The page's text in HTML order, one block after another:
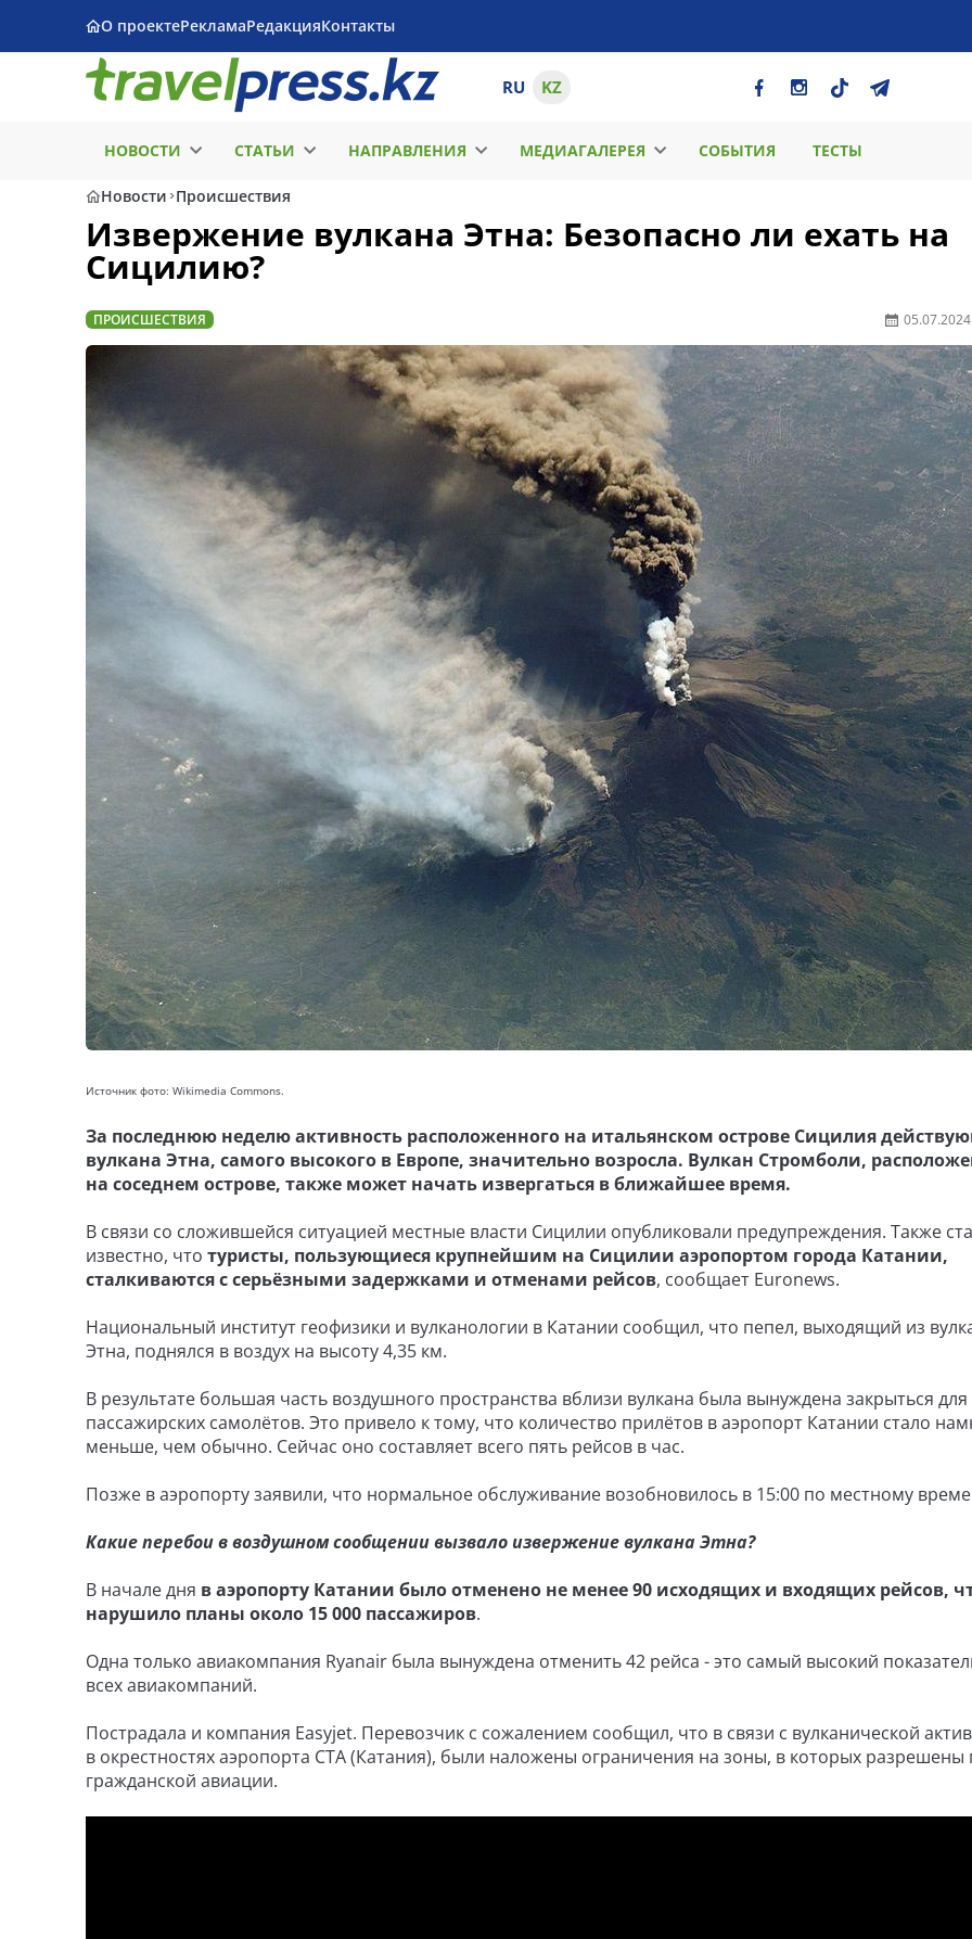
О проектеРекламаРедакцияКонтакты
RU KZ
НОВОСТИ СТАТЬИ НАПРАВЛЕНИЯ МЕДИАГАЛЕРЕЯ СОБЫТИЯ ТЕСТЫ
Новости Происшествия
Извержение вулкана Этна: Безопасно ли ехать на
Сицилию?
ПРОИСШЕСТВИЯ 05.07.2024
Источник фото: Wikimedia Commons.
За последнюю неделю активность расположенного на итальянском острове Сицилия
вулкана Этна, самого высокого в Европе, значительно возросла. Вулкан Стромболи,
на соседнем острове, также может начать извергаться в ближайшее время.
В связи со сложившейся ситуацией местные власти Сицилии опубликовали предупреждения. Также
известно, что туристы, пользующиеся крупнейшим на Сицилии аэропортом города Катании,
сталкиваются с серьёзными задержками и отменами рейсов, сообщает Euronews.
Национальный институт геофизики и вулканологии в Катании сообщил, что пепел, выходящий из
Этна, поднялся в воздух на высоту 4,35 км.
В результате большая часть воздушного пространства вблизи вулкана была вынуждена закрыться для
пассажирских самолётов. Это привело к тому, что количество прилётов в аэропорт Катании стало
меньше, чем обычно. Сейчас оно составляет всего пять рейсов в час.
Позже в аэропорту заявили, что нормальное обслуживание возобновилось в 15:00 по местному
Какие перебои в воздушном сообщении вызвало извержение вулкана Этна?
В начале дня в аэропорту Катании было отменено не менее 90 исходящих и входящих рейсов,
нарушило планы около 15 000 пассажиров.
Одна только авиакомпания Ryanair была вынуждена отменить 42 рейса - это самый высокий
всех авиакомпаний.
Пострадала и компания Easyjet. Перевозчик с сожалением сообщил, что в связи с вулканической
в окрестностях аэропорта CTA (Катания), были наложены ограничения на зоны, в которых разрешены
гражданской авиации.